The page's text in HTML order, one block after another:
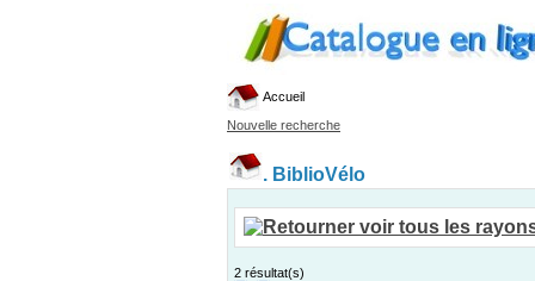
Accueil
Nouvelle recherche
. BiblioVélo
2 résultat(s)